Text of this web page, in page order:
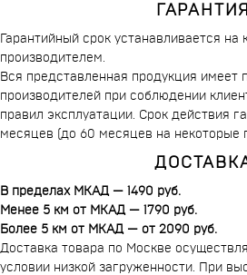
ГАРАНТИЯ
Гарантийный срок устанавливается
производителем.
Вся представленная продукция имеет
производителей при соблюдении
правил эксплуатации. Срок действия
месяцев (до 60 месяцев на некоторые
В пределах МКАД — 1490 руб.
Менее 5 км от МКАД — 1790 руб.
Более 5 км от МКАД — от 2090 руб.
Доставка товара по Москве
условии низкой загруженности. При